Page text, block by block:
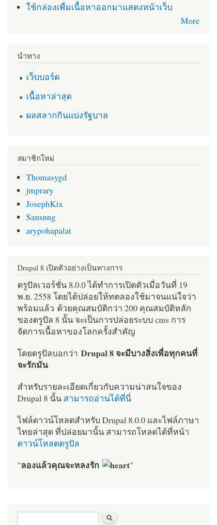
ใช้กล่องเพื่มเนื้อหาออกมาแสดงหน้าเว็บ
More
นำทาง
เว็บบอร์ด
เนื้อหาล่าสุด
ผลสลากกินแบ่งรัฐบาล
สมาชิกใหม่
Thomasygd
jmprary
JosephKix
Sansnng
arypohapalat
Drupal 8 เปิดตัวอย่างเป็นทางการ
ดรูปัลเวอร์ชั่น 8.0.0 ได้ทำการเปิดตัวเมื่อวันที่ 19
พ.ย. 2558 โดยได้ปล่อยให้ทดลองใช้มาจนแน่ใจว่า
พร้อมแล้ว ด้วยคุณสมบัติกว่า 200 คุณสมบัติหลัก
ของดรูปัล 8 นั้น จะเป็นการปล่อยระบบ cms การ
จัดการเนื้อหาของโลกครั้งสำคัญ
โดยดรูปัลบอกว่า Drupal 8 จะมีบางสิ่งเพื่อทุกคนที่
จะรักมัน
สำหรับรายละเอียดเกี่ยวกับความน่าสนใจของ
Drupal 8 นั้น สามารถอ่านได้ที่นี่
ไฟล์ดาวน์โหลดสำหรับ Drupal 8.0.0 และไฟล์ภาษา
ไทยล่าสุด ที่ปล่อยมานั้น สามารถโหลดได้ที่หน้า
ดาวน์โหลดดรูปัล
"ลองแล้วคุณจะหลงรัก "
ฟอร์มค้นหา